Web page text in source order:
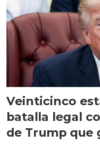
Veinticinco
batalla legal
de Trump que